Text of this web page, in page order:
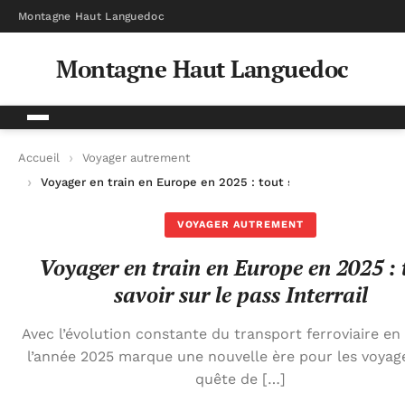
Montagne Haut Languedoc
Montagne Haut Languedoc
Accueil
Voyager autrement
Voyager en train en Europe en 2025 : tout savoir sur le pass
VOYAGER AUTREMENT
Voyager en train en Europe en 2025
savoir sur le pass Interrail
Avec l’évolution constante du transport ferroviaire en
l’année 2025 marque une nouvelle ère pour les
quête de […]